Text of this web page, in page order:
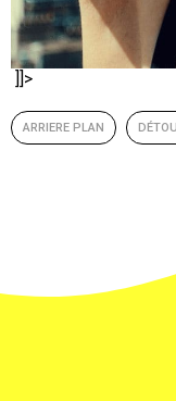
]]>
ARRIERE PLAN